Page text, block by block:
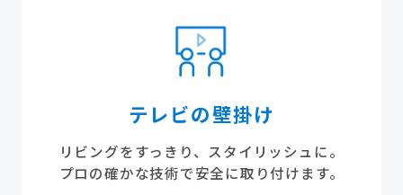
テレビの壁掛け
リビングをすっきり、スタイリッシュに。
プロの確かな技術で安全に取り付けます。